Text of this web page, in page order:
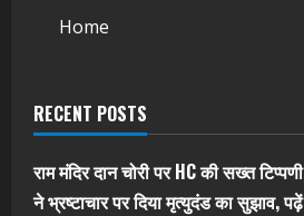
Home
RECENT POSTS
राम मंदिर दान चोरी पर HC की सख्त
ने भ्रष्टाचार पर द‍िया मृत्युदंड का सुझाव,